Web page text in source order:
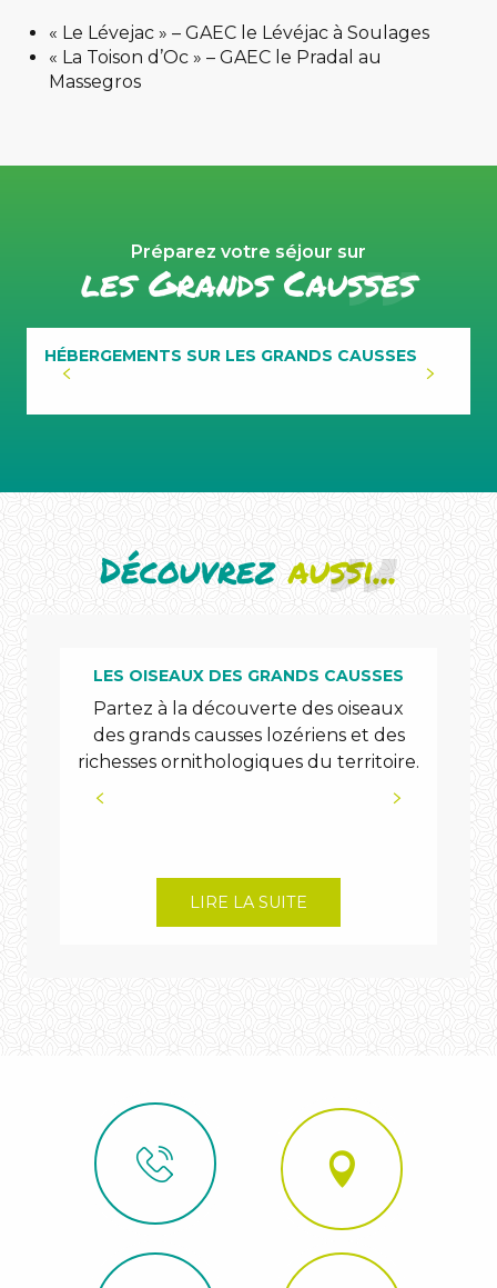
« Le Lévejac » – GAEC le Lévéjac à Soulages
« La Toison d’Oc » – GAEC le Pradal au
Massegros
Préparez votre séjour sur
les Grands Causses
HÉBERGEMENTS SUR LES GRANDS CAUSSES
Découvrezaussi...
LES OISEAUX DES GRANDS CAUSSES
Partez à la découverte des oiseaux
des grands causses lozériens et des
richesses ornithologiques du territoire.
LIRE LA SUITE